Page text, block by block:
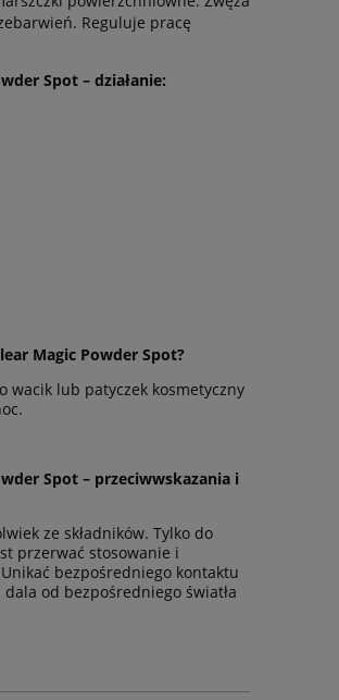
Reguluje pracę
Spot – działanie:
Magic Powder Spot?
wacik lub patyczek kosmetyczny
Spot – przeciwwskazania i
ze składników. Tylko do
przerwać stosowanie i
bezpośredniego kontaktu
od bezpośredniego światła